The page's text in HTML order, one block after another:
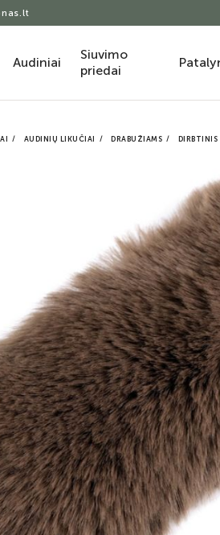
Audiniai
Siuvimo
priedai
AUDINIŲ LIKUČIAI DRABUŽIAMS